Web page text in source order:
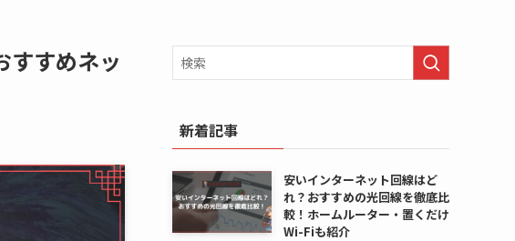
すすめネッ
新着記事
安いインターネット回線はど
れ？おすすめの光回線を徹底比
較！ホームルーター・置くだけ
Wi-Fiも紹介